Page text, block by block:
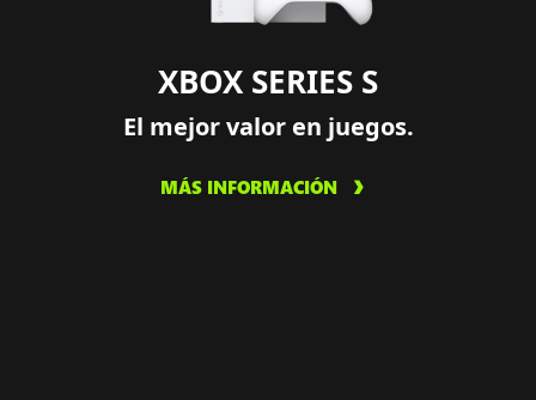
XBOX SERIES S
El mejor valor en juegos.
MÁS INFORMACIÓN